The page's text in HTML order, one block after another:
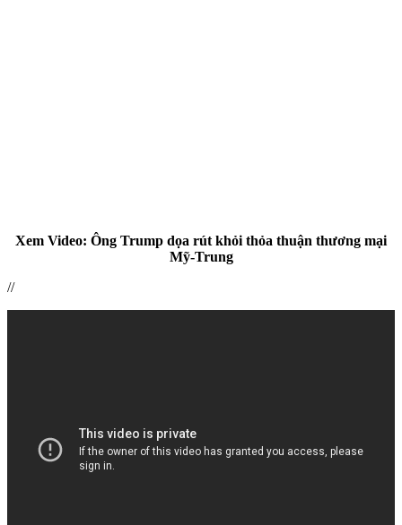
Xem Video: Ông Trump dọa rút khỏi thỏa thuận thương mại
Mỹ-Trung
//